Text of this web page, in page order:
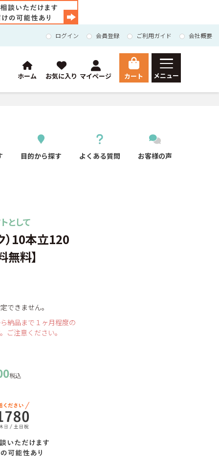
ログイン 会員登録 ご利用ガイド 会社概要
ホーム お気に入り マイページ カート メニュー
マイページ
個人情報の取扱いについて
目的から探す よくある質問 お客様の声
として
）10本立120
無料】
できません。
納品まで１ヶ月程度の
ご注意ください。
税込